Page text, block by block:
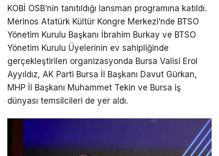
KOBİ OSB’nin tanıtıldığı lansman programına katıldı.
Merinos Atatürk Kültür Kongre Merkezi’nde BTSO
Yönetim Kurulu Başkanı İbrahim Burkay ve BTSO
Yönetim Kurulu Üyelerinin ev sahipliğinde
gerçekleştirilen organizasyonda Bursa Valisi Erol
Ayyıldız, AK Parti Bursa İl Başkanı Davut Gürkan,
MHP İl Başkanı Muhammet Tekin ve Bursa iş
dünyası temsilcileri de yer aldı.